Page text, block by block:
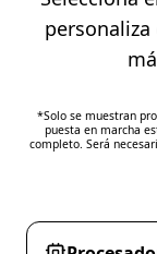
*Solo se muestran
puesta en marcha
completo. Será